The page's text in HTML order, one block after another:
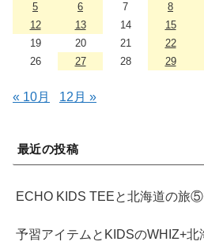
5
6 7 8
12
13 14 15
19
20 21 22
26
27 28 29
« 10月 12月 »
最近の投稿
ECHO KIDS TEEと北海道の旅⑤
予習アイテムとKIDSのWHIZ+